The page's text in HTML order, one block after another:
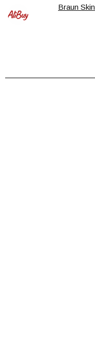
מכשיר הסרת שיער Braun Skin